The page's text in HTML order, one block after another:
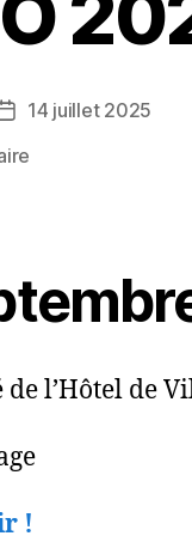
Date
l’article
14 juillet 2025
de l’Hôtel de
!